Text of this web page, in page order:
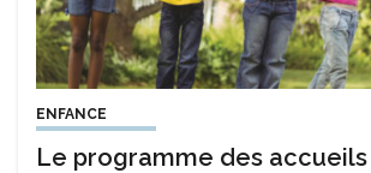
ENFANCE
Le programme des